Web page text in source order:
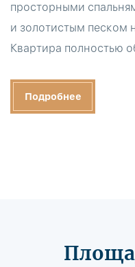
просторными
и золотистым песком
Квартира полностью
Подробнее